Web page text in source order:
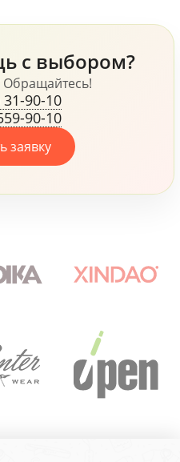
Harvest, ручки Senator и
все это говорит о том,
что компания, не
жалеет средств для
своих сотрудников.
с выбором?
Обращайтесь!
31-90-10
90-10
заявку